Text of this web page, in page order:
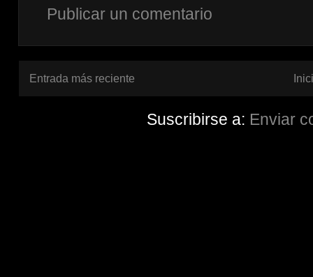
Publicar un comentario
Entrada más reciente
Suscribirse a: Enviar